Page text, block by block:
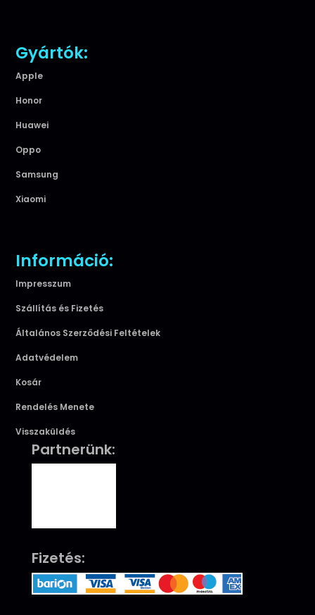
Gyártók:
Apple
Honor
Huawei
Oppo
Samsung
Xiaomi
Információ:
Impresszum
Szállítás és Fizetés
Általános Szerződési Feltételek
Adatvédelem
Kosár
Rendelés Menete
Visszaküldés
Partnerünk:
Fizetés: